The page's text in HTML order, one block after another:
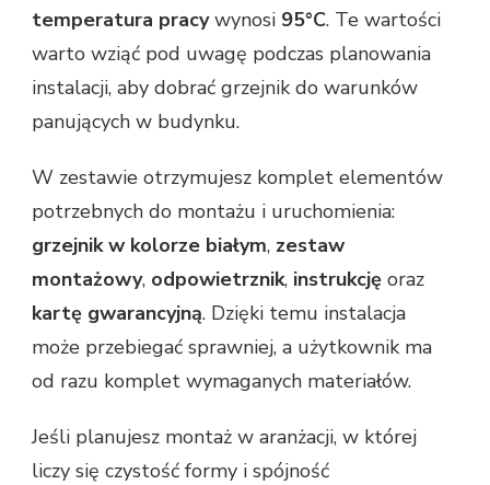
temperatura pracywynosi 95°C. Te wartości
warto wziąć pod uwagę podczas planowania
instalacji, aby dobrać grzejnik do warunków
panujących w budynku.
W zestawie otrzymujesz komplet elementów
potrzebnych do montażu i uruchomienia:
grzejnik w kolorze białym, zestaw
montażowy, odpowietrznik, instrukcję oraz
kartę gwarancyjną. Dzięki temu instalacja
może przebiegać sprawniej, a użytkownik ma
od razu komplet wymaganych materiałów.
Jeśli planujesz montaż w aranżacji, w której
liczy się czystość formy i spójność